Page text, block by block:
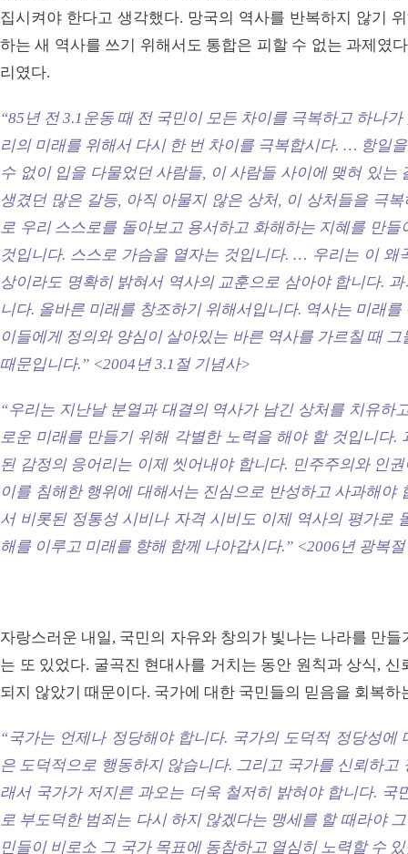
집시켜야 한다고 생각했다. 망국의 역사를 반복하지 않기
하는 새 역사를 쓰기 위해서도 통합은 피할 수 없는 과제였
리였다.
“85년 전 3.1운동 때 전 국민이 모든 차이를 극복하고 하나
리의 미래를 위해서 다시 한 번 차이를 극복합시다. … 항일
수 없이 입을 다물었던 사람들, 이 사람들 사이에 맺혀 있는
생겼던 많은 갈등, 아직 아물지 않은 상처, 이 상처들을 극
로 우리 스스로를 돌아보고 용서하고 화해하는 지혜를 만
것입니다. 스스로 가슴을 열자는 것입니다. … 우리는 이 왜
상이라도 명확히 밝혀서 역사의 교훈으로 삼아야 합니다.
니다. 올바른 미래를 창조하기 위해서입니다. 역사는 미래
이들에게 정의와 양심이 살아있는 바른 역사를 가르칠 때
때문입니다.” <2004년 3.1절 기념사>
“우리는 지난날 분열과 대결의 역사가 남긴 상처를 치유하
로운 미래를 만들기 위해 각별한 노력을 해야 할 것입니다.
된 감정의 응어리는 이제 씻어내야 합니다. 민주주의와 인
이를 침해한 행위에 대해서는 진심으로 반성하고 사과해야
서 비롯된 정통성 시비나 자격 시비도 이제 역사의 평가로
해를 이루고 미래를 향해 함께 나아갑시다.” <2006년 광복
자랑스러운 내일, 국민의 자유와 창의가 빛나는 나라를 만
는 또 있었다. 굴곡진 현대사를 거치는 동안 원칙과 상식,
되지 않았기 때문이다. 국가에 대한 국민들의 믿음을 회복
“국가는 언제나 정당해야 합니다. 국가의 도덕적 정당성에
은 도덕적으로 행동하지 않습니다. 그리고 국가를 신뢰하
래서 국가가 저지른 과오는 더욱 철저히 밝혀야 합니다. 국
로 부도덕한 범죄는 다시 하지 않겠다는 맹세를 할 때라야
민들이 비로소 그 국가 목표에 동참하고 열심히 노력할 수